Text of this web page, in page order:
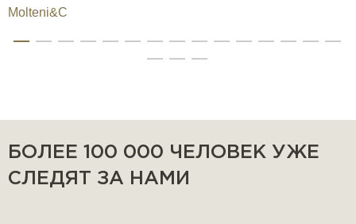
Molteni&C
БОЛЕЕ 100 000 ЧЕЛОВЕК УЖЕ
СЛЕДЯТ ЗА НАМИ